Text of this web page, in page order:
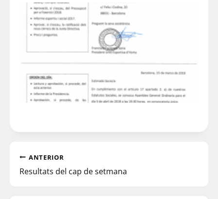
ANTERIOR
Resultats del cap de setmana